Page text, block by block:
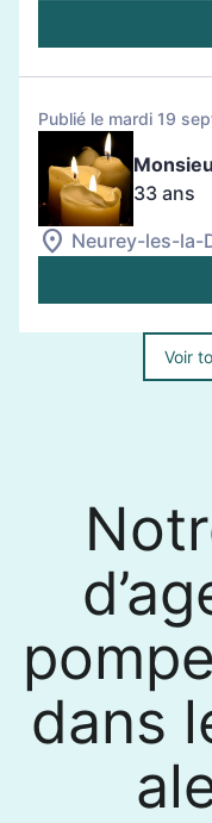
Publié le mardi 19
33 ans
Neurey-les-la-
Voir
dans